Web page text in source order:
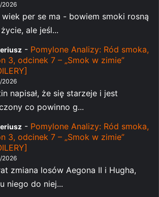
2026
wiek per se ma - bowiem smoki rosną
życie, ale jeśl...
- Pomylone Analizy: Ród smoka,
3, odcinek 7 – „Smok w zimie”
2026
napisał, że się starzeje i jest
co powinno g...
- Pomylone Analizy: Ród smoka,
3, odcinek 7 – „Smok w zimie”
2026
zmiana losów Aegona II i Hugha,
niego do niej...